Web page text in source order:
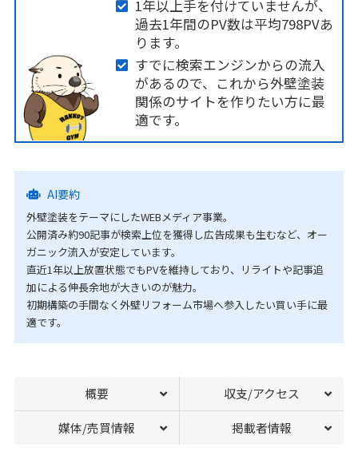
1年以上手を付けていませんが、
過去1年間のPV数は平均798PVあ
ります。
すでに検索エンジンからの流入
があるので、これから外壁塗装
関係のサイトを作りたい方に最
適です。
AI要約
外壁塗装をテーマにしたWEBメディア事業。
公開済み約90記事が検索上位を獲得し広告成果も生むなど、オー
ガニック流入が安定しています。
直近1年以上放置状態でもPVを維持しており、リライトや記事追
加による伸長余地が大きいのが魅力。
初期構築の手間なく外壁リフォーム市場へ参入したい買い手に最
適です。
概要 収支/アクセス
媒体/売買情報 掲載者情報